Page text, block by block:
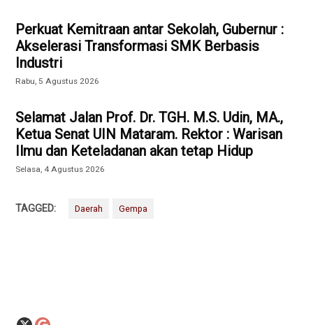
Perkuat Kemitraan antar Sekolah, Gubernur :
Akselerasi Transformasi SMK Berbasis
Industri
Rabu, 5 Agustus 2026
Selamat Jalan Prof. Dr. TGH. M.S. Udin, MA.,
Ketua Senat UIN Mataram. Rektor : Warisan
Ilmu dan Keteladanan akan tetap Hidup
Selasa, 4 Agustus 2026
TAGGED: Daerah Gempa